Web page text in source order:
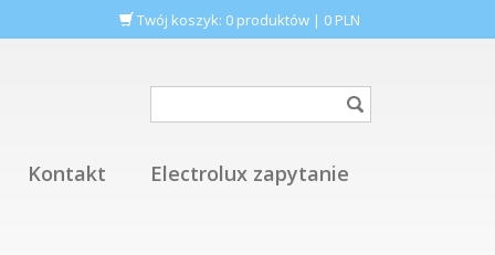
Twój koszyk: 0 produktów | 0 PLN
Kontakt Electrolux zapytanie